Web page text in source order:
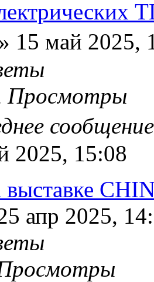
15 май 2025,
Просмотры
2025, 15:08
выставке
апр 2025,